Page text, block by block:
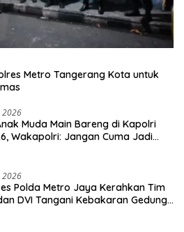
Metro Tangerang Kota untuk
2026
Muda Main Bareng di Kapolri
Wakapolri: Jangan Cuma Jadi
2026
Polda Metro Jaya Kerahkan Tim
DVI Tangani Kebakaran Gedung